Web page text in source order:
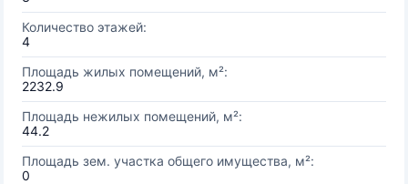
Количество этажей:
4
Площадь жилых помещений, м²:
2232.9
Площадь нежилых помещений, м²:
44.2
Площадь зем. участка общего имущества, м²:
0